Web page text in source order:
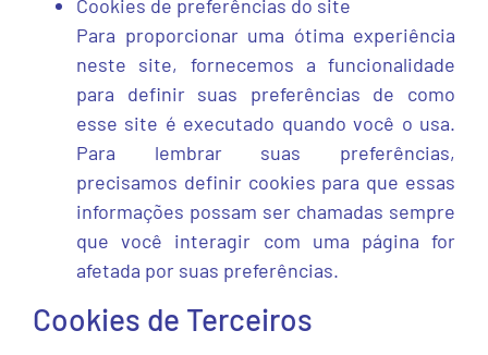
Cookies de preferências do site
Para proporcionar uma ótima experiência
neste site, fornecemos a funcionalidade
para definir suas preferências de como
esse site é executado quando você o usa.
Para lembrar suas preferências,
precisamos definir cookies para que essas
informações possam ser chamadas sempre
que você interagir com uma página for
afetada por suas preferências.
Cookies de Terceiros